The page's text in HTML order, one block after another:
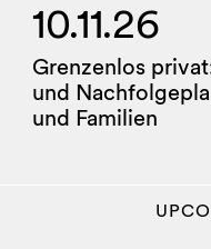
10.11.26
Grenzenlos
und
und Familien